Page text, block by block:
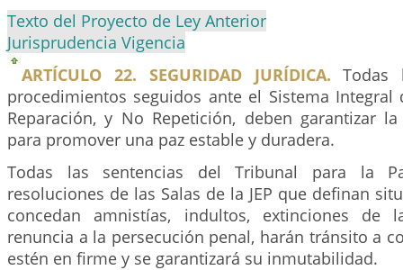
Texto del Proyecto de Ley Anterior
Jurisprudencia Vigencia
ARTÍCULO 22. SEGURIDAD JURÍDICA. Todas
procedimientos seguidos ante el Sistema Integral
Reparación, y No Repetición, deben garantizar
para promover una paz estable y duradera.
Todas las sentencias del Tribunal para la
resoluciones de las Salas de la JEP que definan
concedan amnistías, indultos, extinciones de
renuncia a la persecución penal, harán tránsito a
estén en firme y se garantizará su inmutabilidad.